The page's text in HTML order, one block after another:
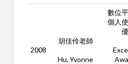
2008
胡佳伶老師
Hu, Yvonne
數位
個人